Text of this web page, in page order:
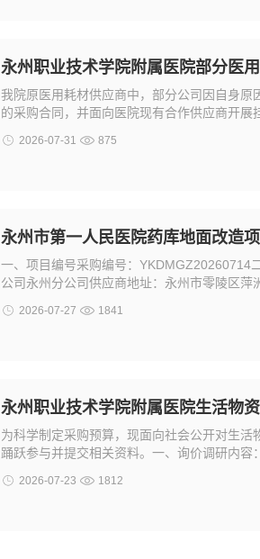
永州职业技术学院附属医院部分医
我院原医用耗材供应商中，部分公司因自身
的采购合同，并面向医院现有合作供应商开展
2026-07-31 875
永州市第一人民医院药库地面改造
一、项目编号采购编号：YKDMGZ20260714
公司永州分公司供应商地址：永州市零陵区萍
2026-07-27 1841
永州职业技术学院附属医院生活物
为科学制定采购预算，现面向社会公开对生
踊跃参与并提交相关资料。一、询价调研内容
2026-07-23 1812